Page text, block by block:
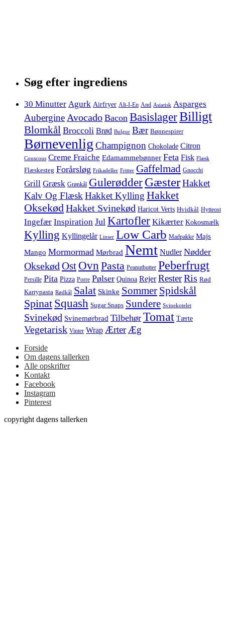
Søg efter ingrediens
30 Minutter Agurk Airfryer Alt-I-En And Asiatisk Asparges
Aubergine Avocado Bacon BasislagerBilligt
Blomkål Broccoli Brød Bulgur Bær Bønnespirer
Børnevenlig Champignon Chokolade Citron
Couscous Creme Fraiche Edamammebønner Feta Fisk Flæsk
Flæskesteg Forårsløg Frikadeller Fritter Gaffelmad Gnocchi
Grill Græsk Grønkål GulerødderGæsterHakket
Kalv Og Flæsk Hakket Kylling Hakket
Oksekød Hakket Svinekød Haricot Verts Hvidkål Hytteost
Ingefær Inspiration Jul Kartofler Kikærter Kokosmælk
Kylling Kyllingelår Linser Low Carb Madpakke Majs
Mango Mormormad Mørbrad Nemt Nudler Nødder
Oksekød Ost Ovn Pasta Peanutbutter Peberfrugt
Persille Pita Pizza Porre Pølser Quinoa Rejer ResterRis Rød
Karrypasta Rødkål Salat Skinke Sommer Spidskål
Spinat Squash Sugar Snaps Sundere Svinekotelet
Svinekød Svinemørbrad Tilbehør Tomat Tærte
Vegetarisk Vinter Wrap Ærter Æg
Forside
Om dagens tallerken
Alle opskrifter
Kontakt
Facebook
Instagram
Pinterest
copyright dagens tallerken